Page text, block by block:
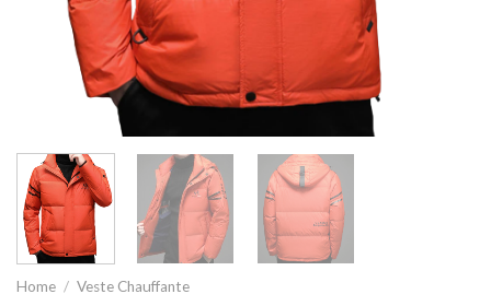
Home / Veste Chauffante